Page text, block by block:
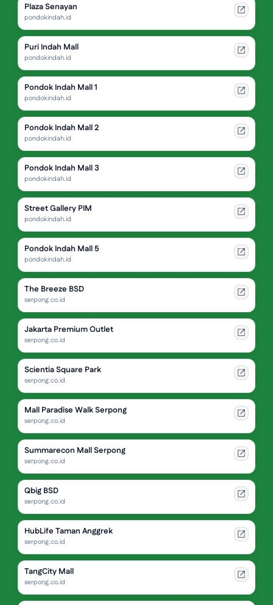
Plaza Senayan
pondokindah.id
Puri Indah Mall
pondokindah.id
Pondok Indah Mall 1
pondokindah.id
Pondok Indah Mall 2
pondokindah.id
Pondok Indah Mall 3
pondokindah.id
Street Gallery PIM
pondokindah.id
Pondok Indah Mall 5
pondokindah.id
The Breeze BSD
serpong.co.id
Jakarta Premium Outlet
serpong.co.id
Scientia Square Park
serpong.co.id
Mall Paradise Walk Serpong
serpong.co.id
Summarecon Mall Serpong
serpong.co.id
Qbig BSD
serpong.co.id
HubLife Taman Anggrek
serpong.co.id
TangCity Mall
serpong.co.id